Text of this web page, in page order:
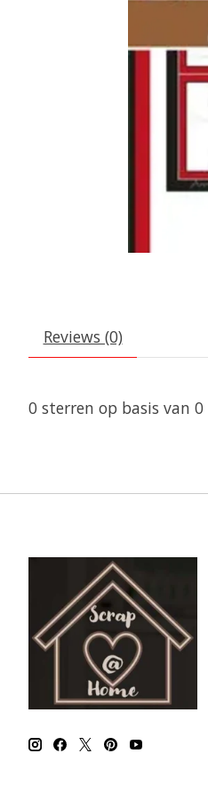
Reviews (0)
0 sterren op basis van 0